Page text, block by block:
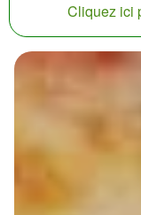
Cliquez ici